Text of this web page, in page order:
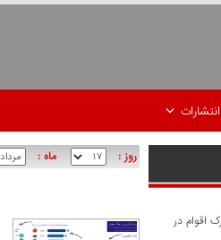
انتشارات
اقوام در
روز : ماه :